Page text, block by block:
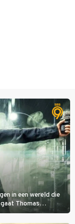
in een wereld die
Thomas